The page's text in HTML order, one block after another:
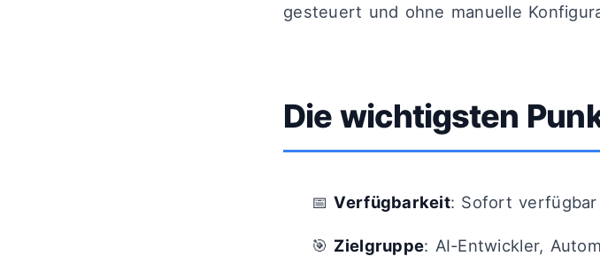
gesteuert und ohne manuelle
Die wichtigsten
📅Verfügbarkeit: Sofort verfügbar
🎯 Zielgruppe: AI-Entwickler,